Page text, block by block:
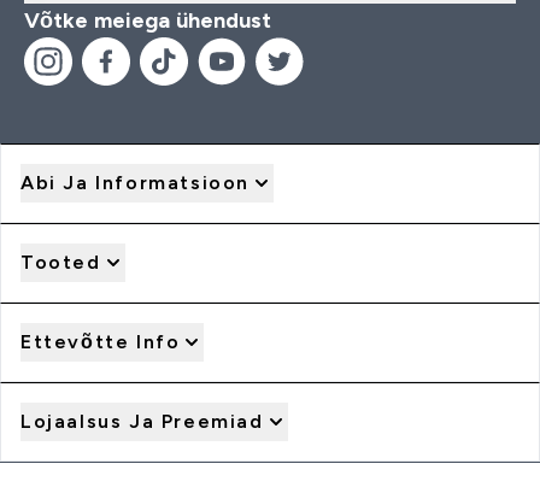
Võtke meiega ühendust
Abi Ja Informatsioon
Tooted
Ettevõtte Info
Lojaalsus Ja Preemiad